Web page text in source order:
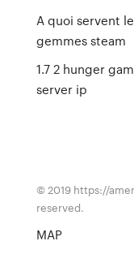
A quoi servent
gemmes steam
1.7 2 hunger
server ip
© 2019 https://
reserved.
MAP